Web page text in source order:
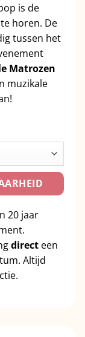
is de
horen. De
tussen het
Matrozen
muzikale
20 jaar
direct een
Altijd